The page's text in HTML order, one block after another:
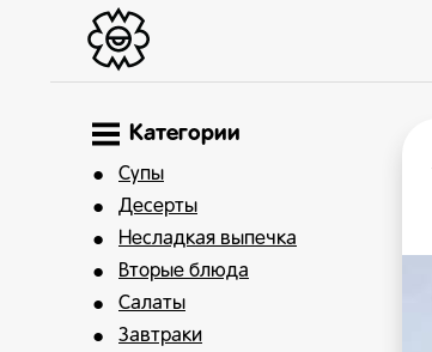
Категории
Супы
Десерты
Несладкая выпечка
Вторые блюда
Салаты
Завтраки